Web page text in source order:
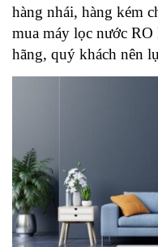
hàng nhái, hàng kém
mua máy lọc nước
hãng, quý khách nên